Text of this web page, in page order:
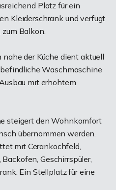
Platz für ein
Kleiderschrank und verfügt
Balkon.
der Küche dient aktuell
Waschmaschine
mit erhöhtem
steigert den Wohnkomfort
übernommen werden.
mit Cerankochfeld,
Geschirrspüler,
Ein Stellplatz für eine